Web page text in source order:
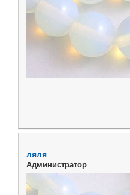
ляля
Администратор